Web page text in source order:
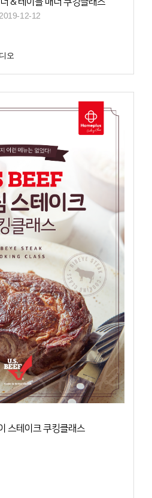
12-12
오
스테이크 쿠킹클래스